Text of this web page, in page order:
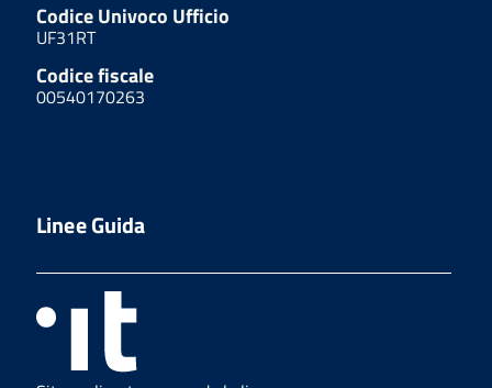
Codice Univoco Ufficio
UF31RT
Codice fiscale
00540170263
Linee Guida